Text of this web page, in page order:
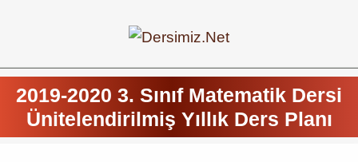
2019-2020 3. Sınıf Matematik Dersi
Ünitelendirilmiş Yıllık Ders Planı